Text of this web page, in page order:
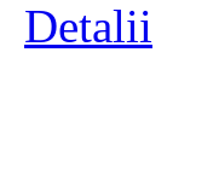
Detalii